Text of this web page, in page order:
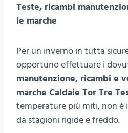
Teste, ricambi
le marche
Per un inverno in tutta
opportuno effettuare i
manutenzione, ricambi e
marche Caldaie Tor Tre
temperature più miti, non è
da stagioni rigide e freddo.